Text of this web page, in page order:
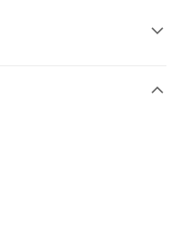
的支付方式。 讓您購物簡單